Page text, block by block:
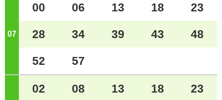
07
00 06 13 18 23
28 34 39 43 48
52 57
02 08 13 18 23